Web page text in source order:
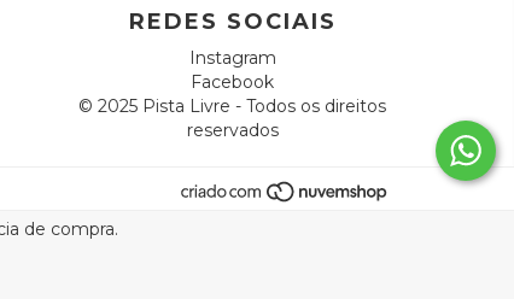
de compra.
REDES SOCIAIS
Instagram
Facebook
© 2025 Pista Livre - Todos os direitos
reservados